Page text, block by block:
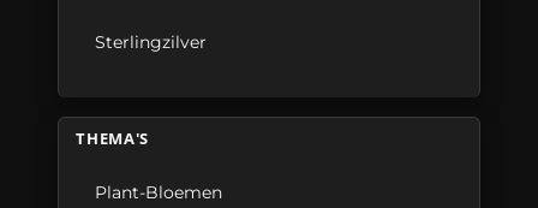
Sterlingzilver
THEMA'S
Plant-Bloemen